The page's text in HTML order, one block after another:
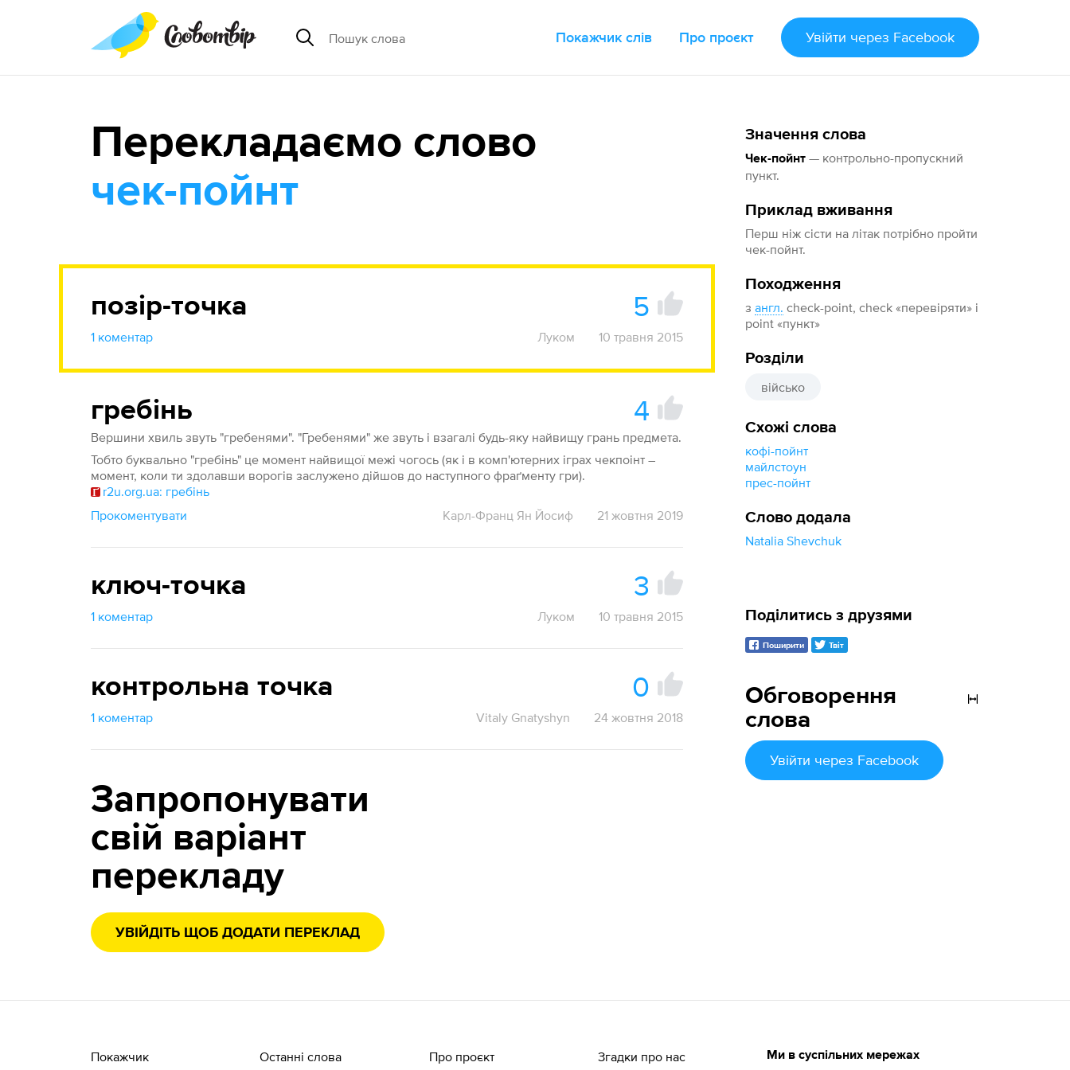
Покажчик слів Про проєкт Увійти через Facebook
Значення слова
Чек-пойнт — контрольно-пропускний
пункт.
Приклад вживання
Перш ніж сісти на літак потрібно пройти
чек-пойнт.
Походження
зангл. check-point, check «перевіряти» і
point «пункт»
Розділи
військо
Схожі слова
кофі-пойнт
майлстоун
прес-пойнт
Слово додала
Natalia Shevchuk
Перекладаємо слово
чек-пойнт
позір-точка 5
1 коментар Луком 10 травня 2015
гребінь 4
Вершини хвиль звуть "гребенями". "Гребенями" же звуть і взагалі будь-яку найвищу грань предмета.
Тобто буквально "гребінь" це момент найвищої межі чогось (як і в комп'ютерних іграх чекпоінт –
момент, коли ти здолавши ворогів заслужено дійшов до наступного фраґменту гри).
r2u.org.ua: гребінь
Прокоментувати
Карл-Франц Ян Йосиф 21 жовтня 2019
ключ-точка 3
1 коментар Луком 10 травня 2015
контрольна точка 0
1 коментар Vitaly Gnatyshyn 24 жовтня 2018
Запропонувати
свій варіант
перекладу
УВІЙДІТЬ ЩОБ ДОДАТИ ПЕРЕКЛАД
Обговорення
слова
Увійти через Facebook
Поділитись з друзями
Поширити Твіт
Покажчик Останні слова Про проєкт Згадки про нас Ми в суспільних мережах